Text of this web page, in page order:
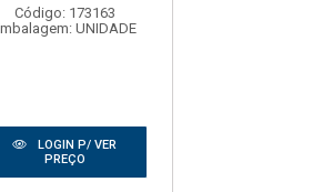
Código: 173163
UNIDADE
LOGIN P/ VER
PREÇO